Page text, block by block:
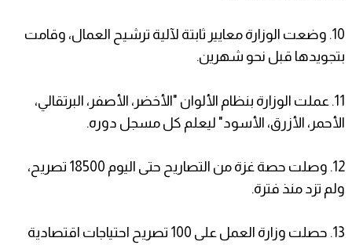
10. وضعت الوزارة معايير ثابتة لآلية ترشيح العمال، وقامت
بتجويدها قبل نحو شهرين.
11. عملت الوزارة بنظام الألوان "الأخضر، الأصفر، البرتقالي،
الأحمر، الأزرق، الأسود" ليعلم كل مسجل دوره.
12. وصلت حصة غزة من التصاريح حتى اليوم 18500 تصريح،
ولم تزد منذ فترة.
13. حصلت وزارة العمل على 100 تصريح احتياجات اقتصادية